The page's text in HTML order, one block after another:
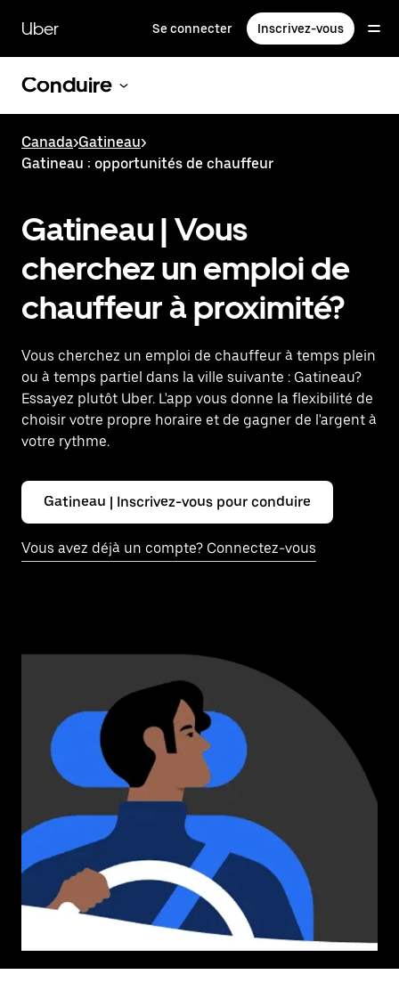
contenu
principal
Uber Se connecter Inscrivez-vous
Conduire
Canada>Gatineau>
Gatineau : opportunités de chauffeur
Gatineau | Vous
cherchez un emploi de
chauffeur à proximité?
Vous cherchez un emploi de chauffeur à temps plein
ou à temps partiel dans la ville suivante : Gatineau?
Essayez plutôt Uber. L'app vous donne la flexibilité de
choisir votre propre horaire et de gagner de l'argent à
votre rythme.
Gatineau | Inscrivez-vous pour conduire
Vous avez déjà un compte? Connectez-vous